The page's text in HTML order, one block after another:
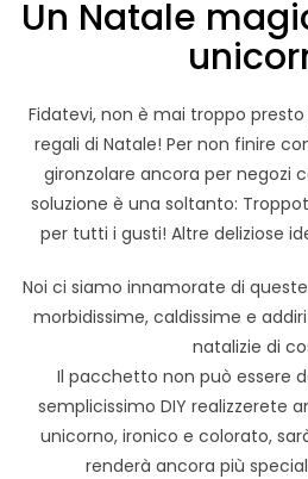
Un Natale
Fidatevi, non è mai troppo
regali di Natale! Per non finire
gironzolare ancora per negozi
soluzione è una soltanto:
per tutti i gusti! Altre deliziose
Noi ci siamo innamorate di
morbidissime, caldissime e
natalizie di
Il pacchetto non può essere
semplicissimo DIY realizzerete
unicorno, ironico e colorato,
renderà ancora più